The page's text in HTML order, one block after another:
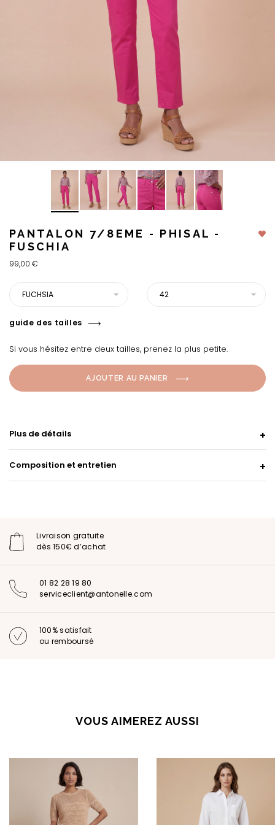
PANTALON 7/8EME - PHISAL -
FUSCHIA
99,00 €
FUCHSIA 42
guide des tailles
Si vous hésitez entre deux tailles, prenez la plus petite.
AJOUTER AU PANIER
Plus de détails
Composition et entretien
Livraison gratuite
dès 150€ d’achat
01 82 28 19 80
serviceclient@antonelle.com
100% satisfait
ou remboursé
VOUS AIMEREZ AUSSI